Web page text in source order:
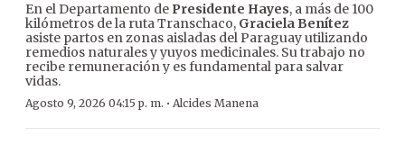
En el Departamento de Presidente Hayes, a más de 100
kilómetros de la ruta Transchaco, Graciela Benítez
asiste partos en zonas aisladas del Paraguay utilizando
remedios naturales y yuyos medicinales. Su trabajo no
recibe remuneración y es fundamental para salvar
vidas.
Agosto 9, 2026 04:15 p. m. · Alcides Manena